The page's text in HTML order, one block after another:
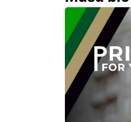
AUCH
AUCH -